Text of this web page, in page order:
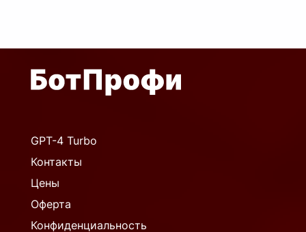
GPT-4 Turbo
Контакты
Цены
Оферта
Конфиденциальность